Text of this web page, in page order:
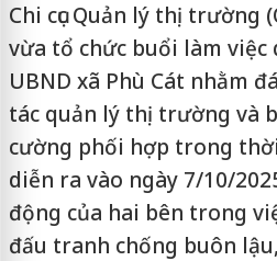
Chi cục Quản lý thị trường
vừa tổ chức buổi làm
UBND xã Phù Cát nhằm
tác quản lý thị trường và
cường phối hợp trong
diễn ra vào ngày 7/10/
động của hai bên trong
đấu tranh chống buôn